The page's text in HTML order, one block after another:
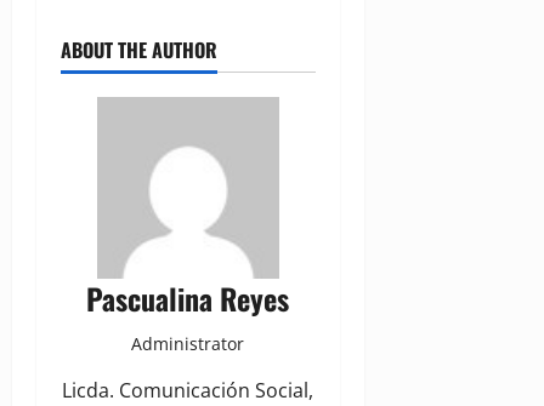
ABOUT THE AUTHOR
Pascualina Reyes
Administrator
Licda. Comunicación Social,